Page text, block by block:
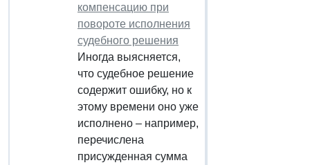
компенсацию при
повороте исполнения
судебного решения
Иногда выясняется,
что судебное решение
содержит ошибку, но к
этому времени оно уже
исполнено – например,
перечислена
присужденная сумма